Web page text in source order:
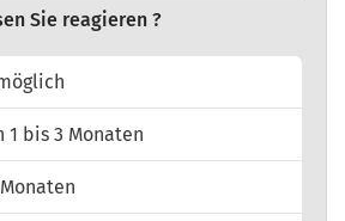
Sie reagieren ?
bis 3 Monaten